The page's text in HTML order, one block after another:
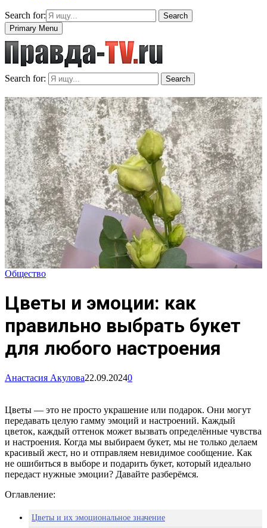
Search for:
Search
Primary Menu
Search for: Search
Общество
Цветы и эмоции: как
правильно выбрать букет
для любого настроения
Анастасия Акулова22.09.20240
Цветы — это не просто украшение или подарок. Они могут
передавать целую гамму эмоций и настроений. Каждый
цветок, каждый оттенок может вызвать определённые чувства
и настроения. Когда мы выбираем букет, мы не только делаем
красивый жест, но и отправляем невидимое сообщение. Как
не ошибиться в выборе и подарить букет, который идеально
передаст нужные эмоции? Давайте разберёмся.
Оглавление:
Цветы и их эмоциональное значение